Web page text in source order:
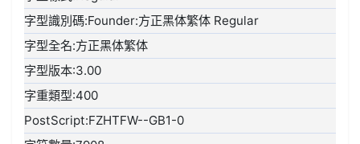
字型識別碼:Founder:方正黑体繁体 Regular
字型全名:方正黑体繁体
字型版本:3.00
字重類型:400
PostScript:FZHTFW--GB1-0